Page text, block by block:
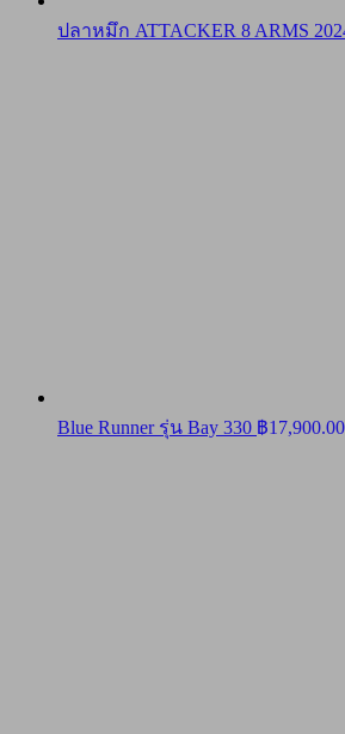
ปลาหมึก ATTACKER 8 ARMS
Blue Runner รุ่น Bay 330 ฿17,900.00